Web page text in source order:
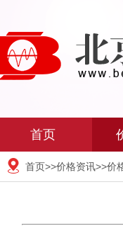
首页
首页>>价格资讯>>价